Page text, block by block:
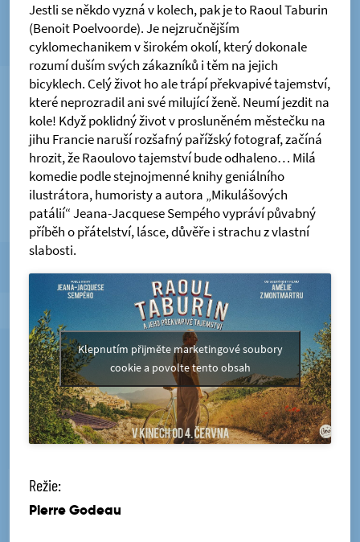
Jestli se někdo vyzná v kolech, pak je to Raoul Taburin
(Benoit Poelvoorde). Je nejzručnějším
cyklomechanikem v širokém okolí, který dokonale
rozumí duším svých zákazníků i těm na jejich
bicyklech. Celý život ho ale trápí překvapivé tajemství,
které neprozradil ani své milující ženě. Neumí jezdit na
kole! Když poklidný život v prosluněném městečku na
jihu Francie naruší rozšafný pařížský fotograf, začíná
hrozit, že Raoulovo tajemství bude odhaleno… Milá
komedie podle stejnojmenné knihy geniálního
ilustrátora, humoristy a autora „Mikulášových
patálií“ Jeana-Jacquese Sempého vypráví půvabný
příběh o přátelství, lásce, důvěře i strachu z vlastní
slabosti.
Klepnutím přijměte marketingové soubory
cookie a povolte tento obsah
Režie:
Pierre Godeau